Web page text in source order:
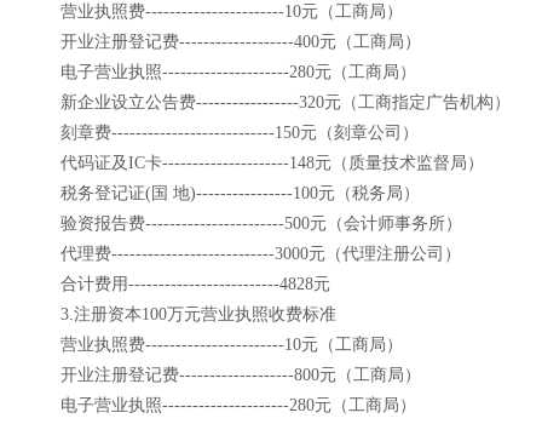
营业执照费-----------------------10元（工商局）
开业注册登记费-------------------400元（工商局）
电子营业执照---------------------280元（工商局）
新企业设立公告费-----------------320元（工商指定广告机构）
刻章费---------------------------150元（刻章公司）
代码证及IC卡---------------------148元（质量技术监督局）
税务登记证(国 地)----------------100元（税务局）
验资报告费-----------------------500元（会计师事务所）
代理费---------------------------3000元（代理注册公司）
合计费用-------------------------4828元
3.注册资本100万元营业执照收费标准
营业执照费-----------------------10元（工商局）
开业注册登记费-------------------800元（工商局）
电子营业执照---------------------280元（工商局）